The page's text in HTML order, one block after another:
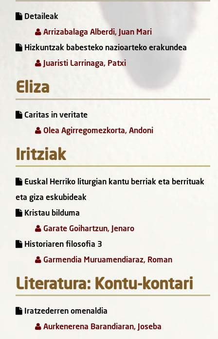
Detaileak
Arrizabalaga Alberdi, Juan Mari
Hizkuntzak babesteko nazioarteko erakundea
Juaristi Larrinaga, Patxi
Eliza
Caritas in veritate
Olea Agirregomezkorta, Andoni
Iritziak
Euskal Herriko liturgian kantu berriak eta berrituak
eta giza eskubideak
Kristau bilduma
Garate Goihartzun, Jenaro
Historiaren filosofia 3
Garmendia Muruamendiaraz, Roman
Literatura: Kontu-kontari
Iratzederren omenaldia
Aurkenerena Barandiaran, Joseba